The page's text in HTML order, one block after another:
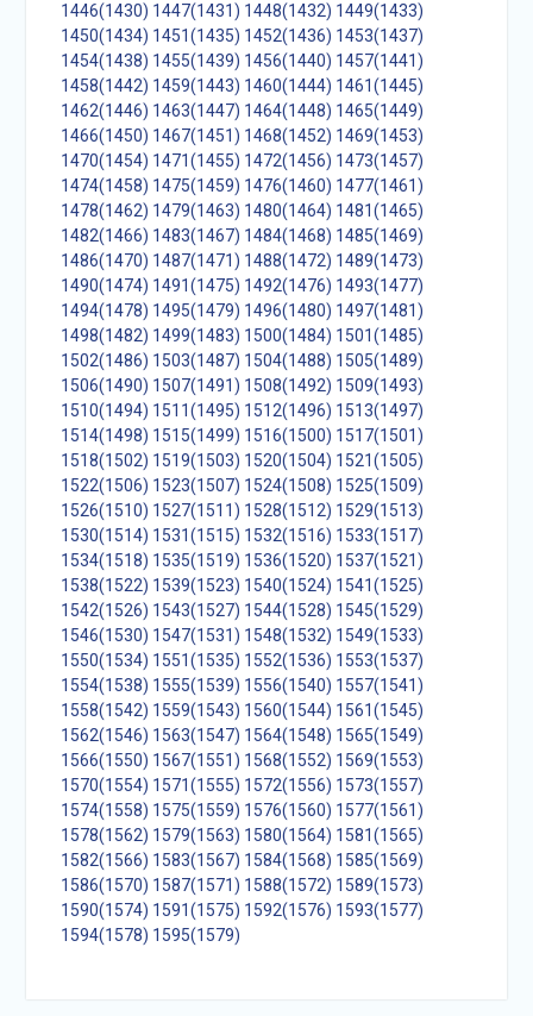
1446(1430) 1447(1431) 1448(1432) 1449(1433)
1450(1434) 1451(1435) 1452(1436) 1453(1437)
1454(1438) 1455(1439) 1456(1440) 1457(1441)
1458(1442) 1459(1443) 1460(1444) 1461(1445)
1462(1446) 1463(1447) 1464(1448) 1465(1449)
1466(1450) 1467(1451) 1468(1452) 1469(1453)
1470(1454) 1471(1455) 1472(1456) 1473(1457)
1474(1458) 1475(1459) 1476(1460) 1477(1461)
1478(1462) 1479(1463) 1480(1464) 1481(1465)
1482(1466) 1483(1467) 1484(1468) 1485(1469)
1486(1470) 1487(1471) 1488(1472) 1489(1473)
1490(1474) 1491(1475) 1492(1476) 1493(1477)
1494(1478) 1495(1479) 1496(1480) 1497(1481)
1498(1482) 1499(1483) 1500(1484) 1501(1485)
1502(1486) 1503(1487) 1504(1488) 1505(1489)
1506(1490) 1507(1491) 1508(1492) 1509(1493)
1510(1494) 1511(1495) 1512(1496) 1513(1497)
1514(1498) 1515(1499) 1516(1500) 1517(1501)
1518(1502) 1519(1503) 1520(1504) 1521(1505)
1522(1506) 1523(1507) 1524(1508) 1525(1509)
1526(1510) 1527(1511) 1528(1512) 1529(1513)
1530(1514) 1531(1515) 1532(1516) 1533(1517)
1534(1518) 1535(1519) 1536(1520) 1537(1521)
1538(1522) 1539(1523) 1540(1524) 1541(1525)
1542(1526) 1543(1527) 1544(1528) 1545(1529)
1546(1530) 1547(1531) 1548(1532) 1549(1533)
1550(1534) 1551(1535) 1552(1536) 1553(1537)
1554(1538) 1555(1539) 1556(1540) 1557(1541)
1558(1542) 1559(1543) 1560(1544) 1561(1545)
1562(1546) 1563(1547) 1564(1548) 1565(1549)
1566(1550) 1567(1551) 1568(1552) 1569(1553)
1570(1554) 1571(1555) 1572(1556) 1573(1557)
1574(1558) 1575(1559) 1576(1560) 1577(1561)
1578(1562) 1579(1563) 1580(1564) 1581(1565)
1582(1566) 1583(1567) 1584(1568) 1585(1569)
1586(1570) 1587(1571) 1588(1572) 1589(1573)
1590(1574) 1591(1575) 1592(1576) 1593(1577)
1594(1578) 1595(1579)